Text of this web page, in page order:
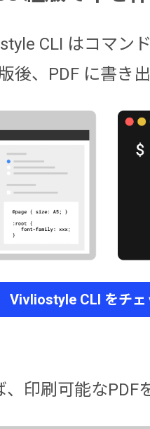
CLI はコマン
後、PDF に書き出
Vivliostyle CLI をチェ
印刷可能なPDF